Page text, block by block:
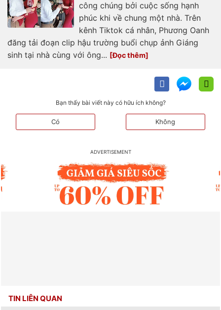
công chúng bởi cuộc sống hạnh
phúc khi về chung một nhà. Trên
kênh Tiktok cá nhân, Phương Oanh
đăng tải đoạn clip hậu trường buổi chụp ảnh Giáng
sinh tại nhà cùng với ông...
Bạn thấy bài viết này có hữu ích không?
Có Không
TIN LIÊN QUAN